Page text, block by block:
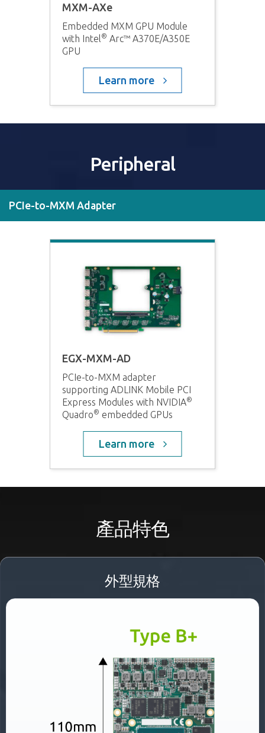
MXM-AXe
Embedded MXM GPU Module
with Intel® Arc™ A370E/A350E
GPU
Learn more
Peripheral
PCIe-to-MXM Adapter
EGX-MXM-AD
PCIe-to-MXM adapter
supporting ADLINK Mobile PCI
Express Modules with NVIDIA®
Quadro® embedded GPUs
Learn more
產品特色
外型規格